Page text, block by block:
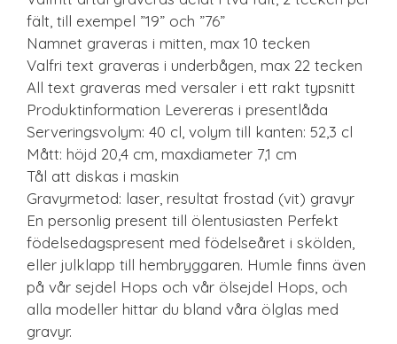
fält, till exempel ”19” och ”76”
Namnet graveras i mitten, max 10 tecken
Valfri text graveras i underbågen, max 22 tecken
All text graveras med versaler i ett rakt typsnitt
Produktinformation Levereras i presentlåda
Serveringsvolym: 40 cl, volym till kanten: 52,3 cl
Mått: höjd 20,4 cm, maxdiameter 7,1 cm
Tål att diskas i maskin
Gravyrmetod: laser, resultat frostad (vit) gravyr
En personlig present till ölentusiasten Perfekt
födelsedagspresent med födelseåret i skölden,
eller julklapp till hembryggaren. Humle finns även
på vår sejdel Hops och vår ölsejdel Hops, och
alla modeller hittar du bland våra ölglas med
gravyr.